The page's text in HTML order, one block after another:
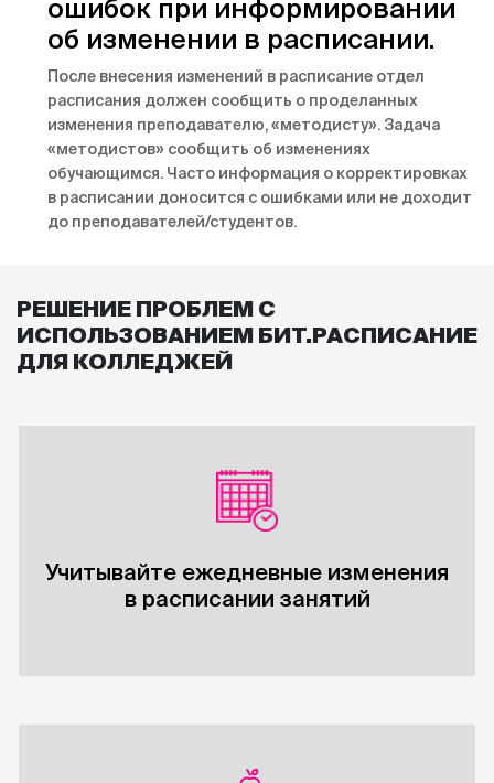
ошибок при информировании
об изменении в расписании.
После внесения изменений в расписание отдел
расписания должен сообщить о проделанных
изменения преподавателю, «методисту». Задача
«методистов» сообщить об изменениях
обучающимся. Часто информация о корректировках
в расписании доносится с ошибками или не доходит
до преподавателей/студентов.
РЕШЕНИЕ ПРОБЛЕМ С
ИСПОЛЬЗОВАНИЕМ БИТ.РАСПИСАНИЕ
ДЛЯ КОЛЛЕДЖЕЙ
Учитывайте ежедневные изменения
в расписании занятий